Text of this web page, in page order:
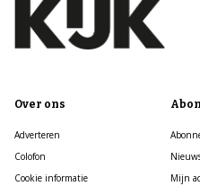
Over ons
Adverteren
Colofon
Cookie informatie
Mijn